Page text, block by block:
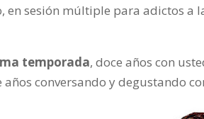
en sesión múltiple para adictos a
temporada, doce años con
conversando y degustando